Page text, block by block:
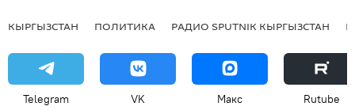
КЫРГЫЗСТАН ПОЛИТИКА РАДИО SPUTNIK КЫРГЫЗСТАН
Telegram VK Макс Rutube